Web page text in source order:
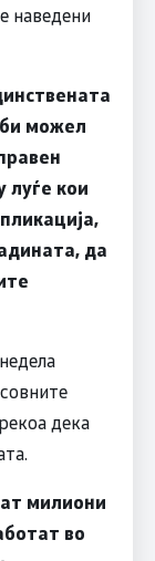
наведени
можел
луѓе кои
да
дека
милиони
во